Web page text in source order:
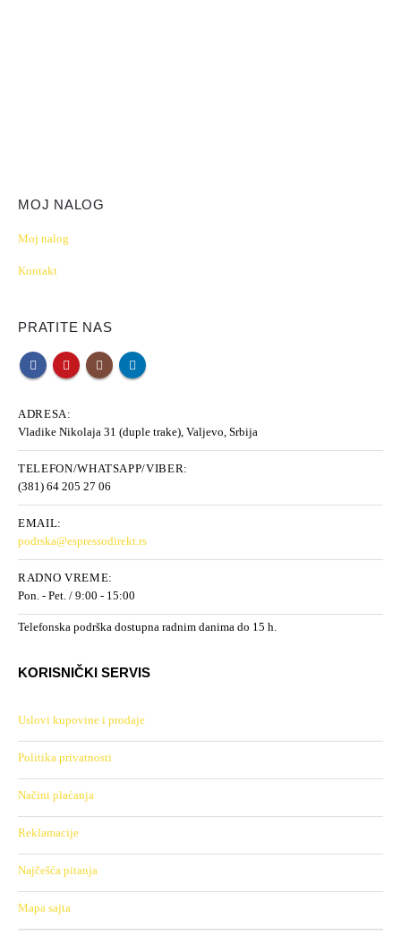
MOJ NALOG
Moj nalog
Kontakt
PRATITE NAS
ADRESA:
Vladike Nikolaja 31 (duple trake), Valjevo, Srbija
TELEFON/WHATSAPP/VIBER:
(381) 64 205 27 06
EMAIL:
podrska@espressodirekt.rs
RADNO VREME:
Pon. - Pet. / 9:00 - 15:00
Telefonska podrška dostupna radnim danima do 15 h.
KORISNIČKI SERVIS
Uslovi kupovine i prodaje
Politika privatnosti
Načini plaćanja
Reklamacije
Najčešća pitanja
Mapa sajta